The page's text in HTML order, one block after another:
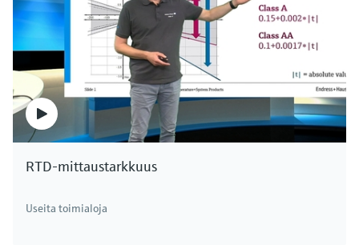
RTD-mittaustarkkuus
Useita toimialoja